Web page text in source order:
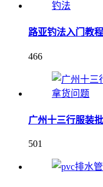
路亚钓法入门教
466
广州十三行服装
501